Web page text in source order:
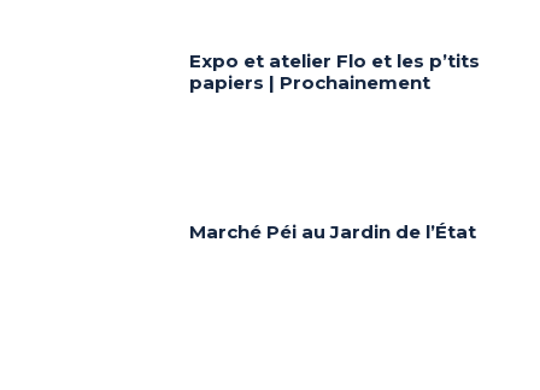
Expo et atelier Flo et les p’tits
papiers | Prochainement
Marché Péi au Jardin de l’État